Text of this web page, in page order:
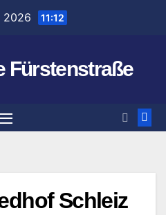
2026 11:12
Fürstenstraße
Schleiz